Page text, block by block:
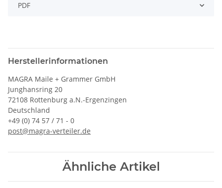
PDF
Herstellerinformationen
MAGRA Maile + Grammer GmbH
Junghansring 20
72108 Rottenburg a.N.-Ergenzingen
Deutschland
+49 (0) 74 57 / 71 - 0
post@magra-verteiler.de
Ähnliche Artikel